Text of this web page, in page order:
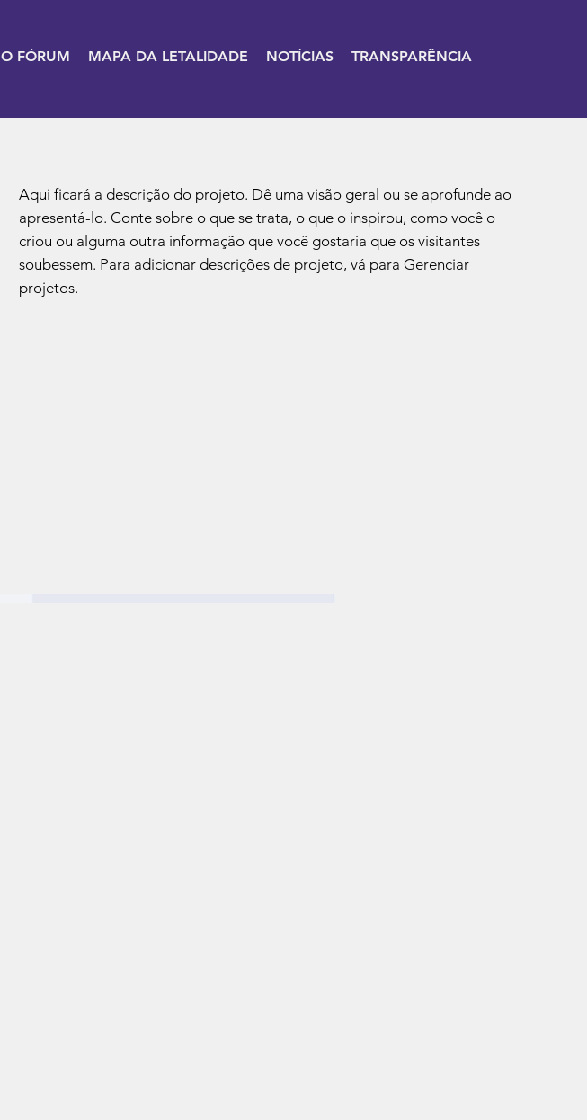
O FÓRUM MAPA DA LETALIDADE NOTÍCIAS TRANSPARÊNCIA
Aqui ficará a descrição do projeto. Dê uma visão geral ou se aprofunde ao
apresentá-lo. Conte sobre o que se trata, o que o inspirou, como você o
criou ou alguma outra informação que você gostaria que os visitantes
soubessem. Para adicionar descrições de projeto, vá para Gerenciar
projetos.